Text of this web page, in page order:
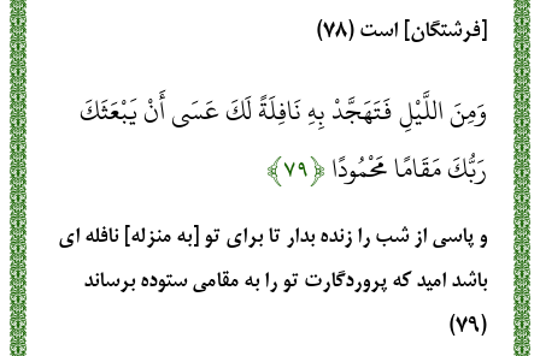
[فرشتگان] است (۷۸)
وَمِنَ اللَّيْلِ فَتَهَجَّدْ بِهِ نَافِلَةً لَكَ عَسَى أَنْ يَبْعَثَكَ
رَبُّكَ مَقَامًا مَحْمُودًا﴿۷۹﴾
و پاسى از شب را زنده بدار تا براى تو [به منزله] نافله‏ اى
باشد اميد كه پروردگارت تو را به مقامى ستوده برساند
(۷۹)